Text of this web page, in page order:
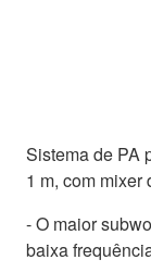
Sistema de PA
1 m, com
- O maior
baixa